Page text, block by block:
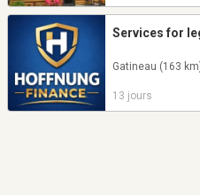
Services for
Gatineau (163
13 jours